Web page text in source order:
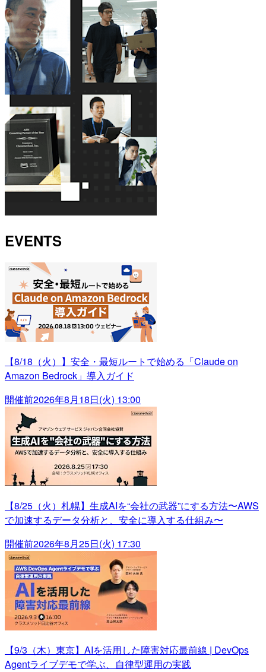
EVENTS
【8/18（火）】安全・最短ルートで始める「Claude on
Amazon Bedrock」導入ガイド
開催前2026年8月18日(火) 13:00
【8/25（火）札幌】生成AIを“会社の武器”にする方法〜AWS
で加速するデータ分析と、安全に導入する仕組み〜
開催前2026年8月25日(火) 17:30
【9/3（木）東京】AIを活用した障害対応最前線 | DevOps
Agentライブデモで学ぶ、自律型運用の実践